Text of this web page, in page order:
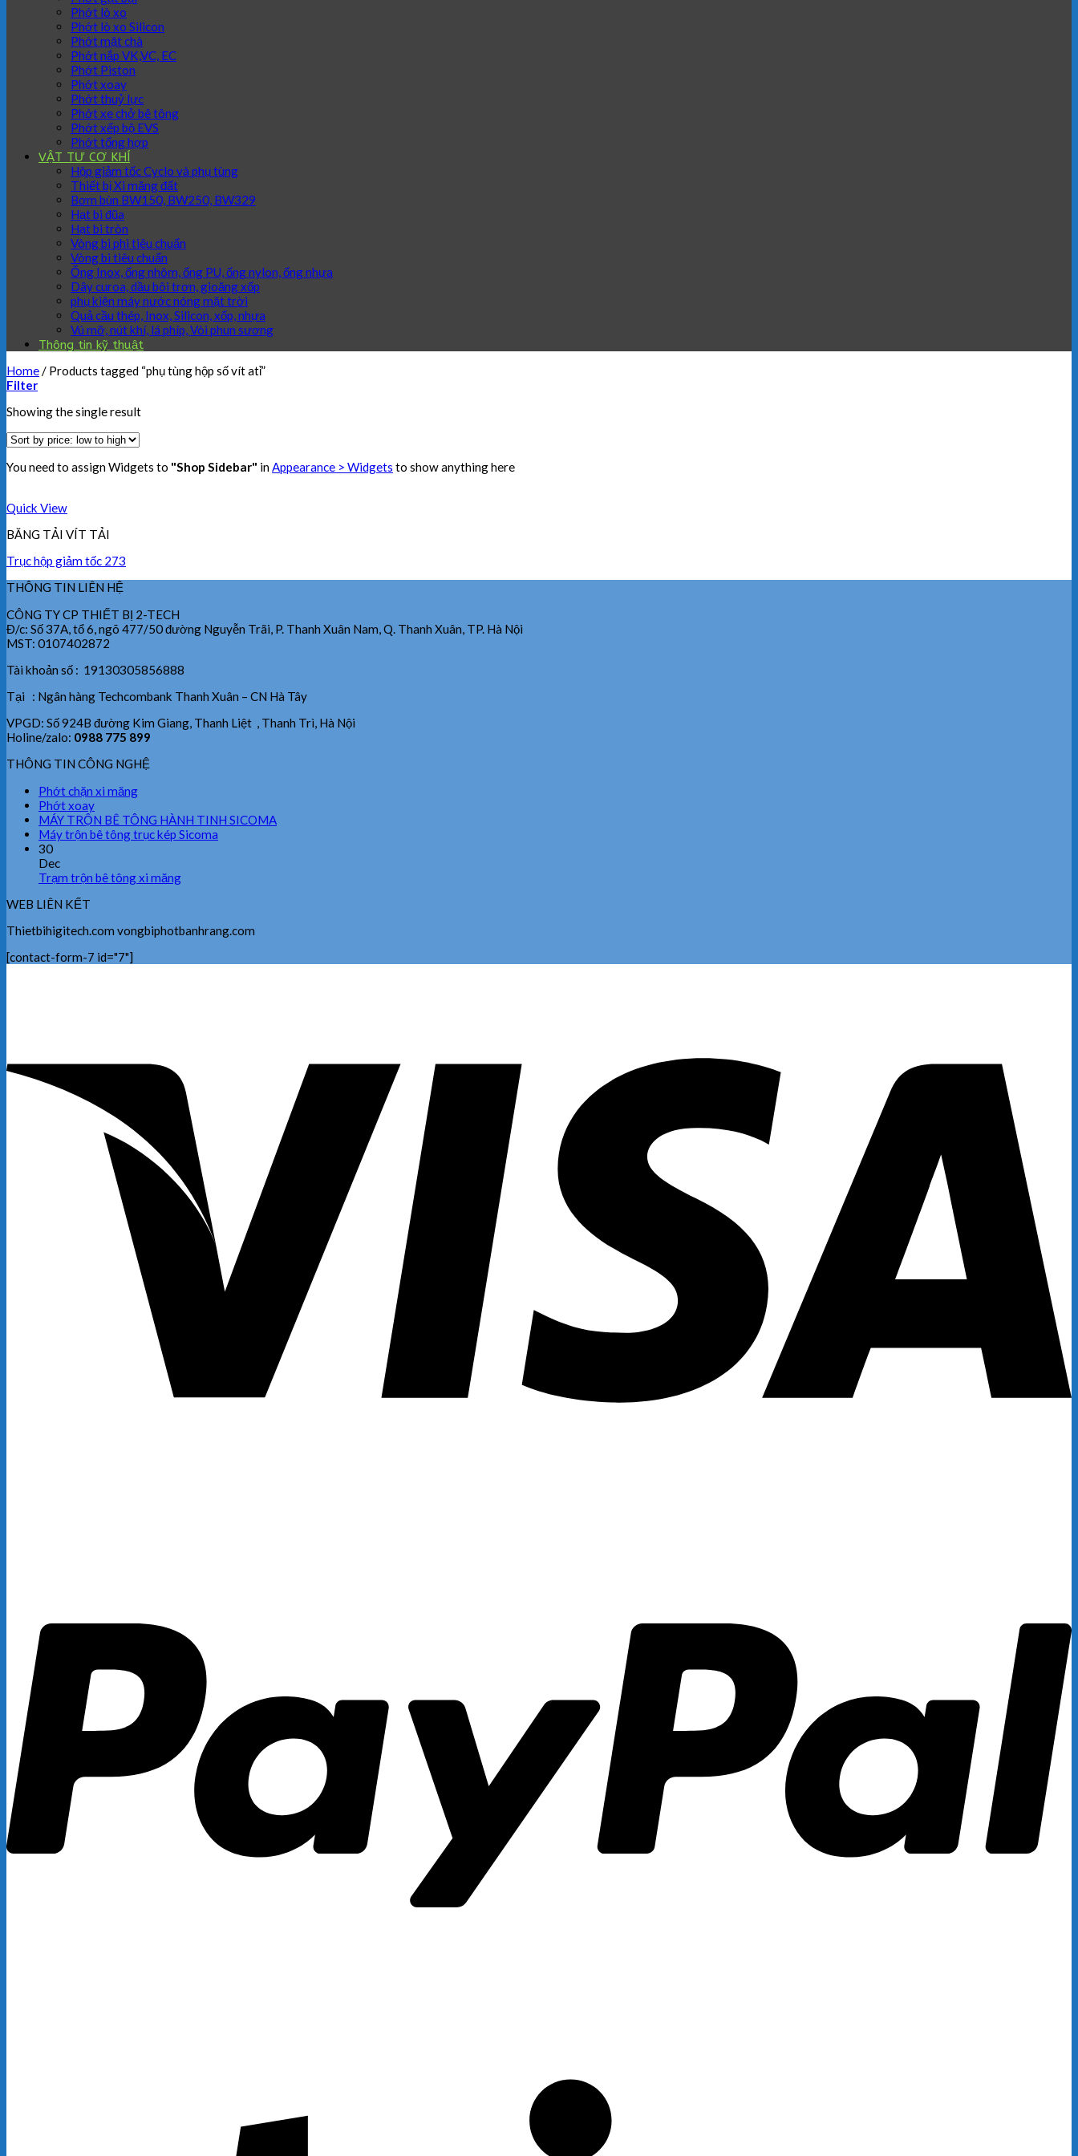
Phớt lò xo
Phớt lò xo Silicon
Phớt mặt chà
Phớt nắp VK,VC, EC
Phớt Piston
Phớt xoay
Phớt thuỷ lực
Phớt xe chở bê tông
Phớt xếp bộ EVS
Phớt tổng hợp
VẬT TƯ CƠ KHÍ
Hộp giảm tốc Cyclo và phụ tùng
Thiết bị Xi măng đất
Bơm bùn BW150, BW250, BW329
Hạt bi đũa
Hạt bi tròn
Vòng bi phi tiêu chuẩn
Vòng bi tiêu chuẩn
Ống Inox, ống nhôm, ống PU, ống nylon, ống nhựa
Dây curoa, dầu bôi trơn, gioăng xốp
phụ kiện máy nước nóng mặt trời
Quả cầu thép, Inox, Silicon, xốp, nhựa
Vú mỡ, nút khí, lá phíp, Vòi phun sương
Thông tin kỹ thuật
Home/ Products tagged “phụ tùng hộp số vít atỉ”
Filter
Showing the single result
You need to assign Widgets to "Shop Sidebar" inAppearance > Widgets to show anything here
Quick View
BĂNG TẢI VÍT TẢI
Trục hộp giảm tốc 273
THÔNG TIN LIÊN HỆ
CÔNG TY CP THIẾT BỊ 2-TECH
Đ/c: Số 37A, tổ 6, ngõ 477/50 đường Nguyễn Trãi, P. Thanh Xuân Nam, Q. Thanh Xuân, TP. Hà Nội
MST: 0107402872
Tài khoản số : 19130305856888
Tại : Ngân hàng Techcombank Thanh Xuân – CN Hà Tây
VPGD: Số 924B đường Kim Giang, Thanh Liệt , Thanh Trì, Hà Nội
Holine/zalo: 0988 775 899
THÔNG TIN CÔNG NGHỆ
Phớt chặn xi măng
Phớt xoay
MÁY TRỘN BÊ TÔNG HÀNH TINH SICOMA
Máy trộn bê tông trục kép Sicoma
30
Dec
Trạm trộn bê tông xi măng
WEB LIÊN KẾT
Thietbihigitech.com vongbiphotbanhrang.com
[contact-form-7 id="7"]